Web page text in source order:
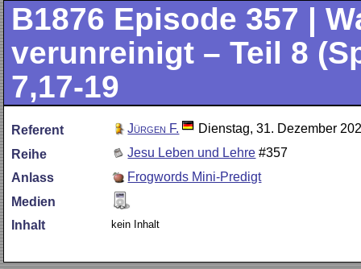
B1876 Episode 357 |
verunreinigt – Teil 8
7,17-19
Referent Jürgen F.
Dienstag, 31. Dezember
Reihe
Jesu Leben und Lehre #357
Anlass
Frogwords Mini-Predigt
Medien
Inhalt
kein Inhalt